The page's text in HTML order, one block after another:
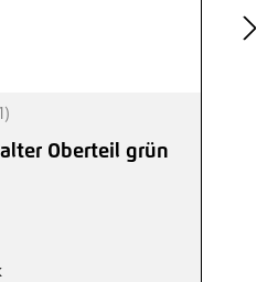
Bewertung von 5 von 5
Oberteil grün